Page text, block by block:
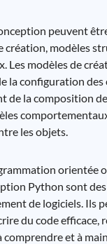
peuvent
création, modèles
Les modèles de
la configuration des
la composition
les objets.
orientée
Python sont
de logiciels. Ils
du code efficace,
comprendre et à